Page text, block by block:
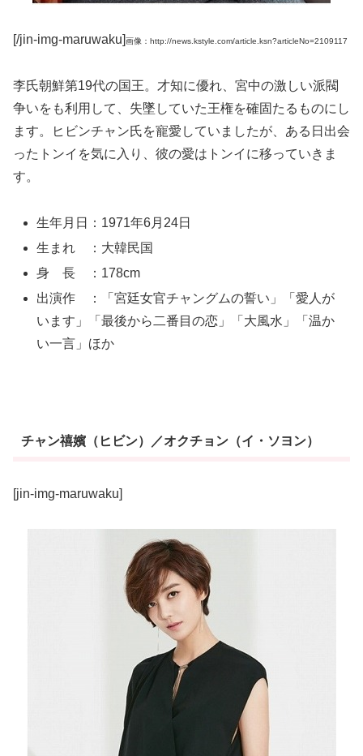
[/jin-img-maruwaku]画像：http://news.kstyle.com/article.ksn?articleNo=2109117
李氏朝鮮第19代の国王。才知に優れ、宮中の激しい派閥
争いをも利用して、失墜していた王権を確固たるものにし
ます。ヒビンチャン氏を寵愛していましたが、ある日出会
ったトンイを気に入り、彼の愛はトンイに移っていきま
す。
生年月日：1971年6月24日
生まれ ：大韓民国
身 長 ：178cm
出演作 ：「宮廷女官チャングムの誓い」「愛人が
います」「最後から二番目の恋」「大風水」「温か
い一言」ほか
チャン禧嬪（ヒビン）／オクチョン（イ・ソヨン）
[jin-img-maruwaku]